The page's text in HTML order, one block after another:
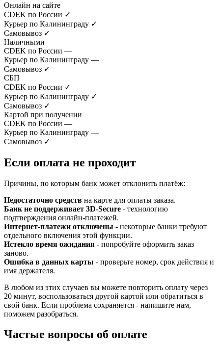
Онлайн на сайте
CDEK по России ✓
Курьер по Калининграду ✓
Самовывоз ✓
Наличными
CDEK по России —
Курьер по Калининграду —
Самовывоз ✓
СБП
CDEK по России ✓
Курьер по Калининграду ✓
Самовывоз ✓
Картой при получении
CDEK по России —
Курьер по Калининграду —
Самовывоз ✓
Если оплата не проходит
Причины, по которым банк может отклонить платёж:
Недостаточно средств на карте для оплаты заказа.
Банк не поддерживает 3D-Secure - технологию
подтверждения онлайн-платежей.
Интернет-платежи отключены - некоторые банки требуют
отдельного включения этой функции.
Истекло время ожидания - попробуйте оформить заказ
заново.
Ошибка в данных карты - проверьте номер, срок действия и
имя держателя.
В любом из этих случаев вы можете повторить оплату через
20 минут, воспользоваться другой картой или обратиться в
свой банк. Если проблема сохраняется - напишите нам,
поможем разобраться.
Частые вопросы об оплате